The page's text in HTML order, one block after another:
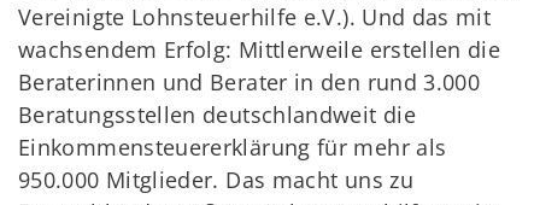
Vereinigte Lohnsteuerhilfe e.V.). Und das mit
wachsendem Erfolg: Mittlerweile erstellen die
Beraterinnen und Berater in den rund 3.000
Beratungsstellen deutschlandweit die
Einkommensteuererklärung für mehr als
950.000 Mitglieder. Das macht uns zu